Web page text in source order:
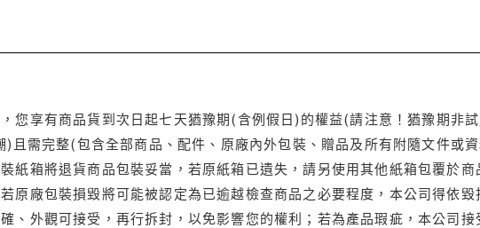
您享有商品貨到次日起七天猶豫期(含例假日)的權益(請注意！猶豫期非
且需完整(包含全部商品、配件、原廠內外包裝、贈品及所有附隨文件或
紙箱將退貨商品包裝妥當，若原紙箱已遺失，請另使用其他紙箱包覆於
原廠包裝損毀將可能被認定為已逾越檢查商品之必要程度，本公司得依
、外觀可接受，再行拆封，以免影響您的權利；若為產品瑕疵，本公司接